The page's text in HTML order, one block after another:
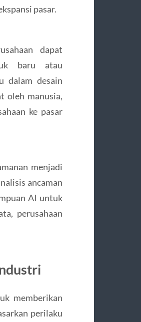
pasar.
dapat
baru atau
dalam desain
oleh manusia,
ke pasar
menjadi
ancaman
AI untuk
perusahaan
memberikan
perilaku